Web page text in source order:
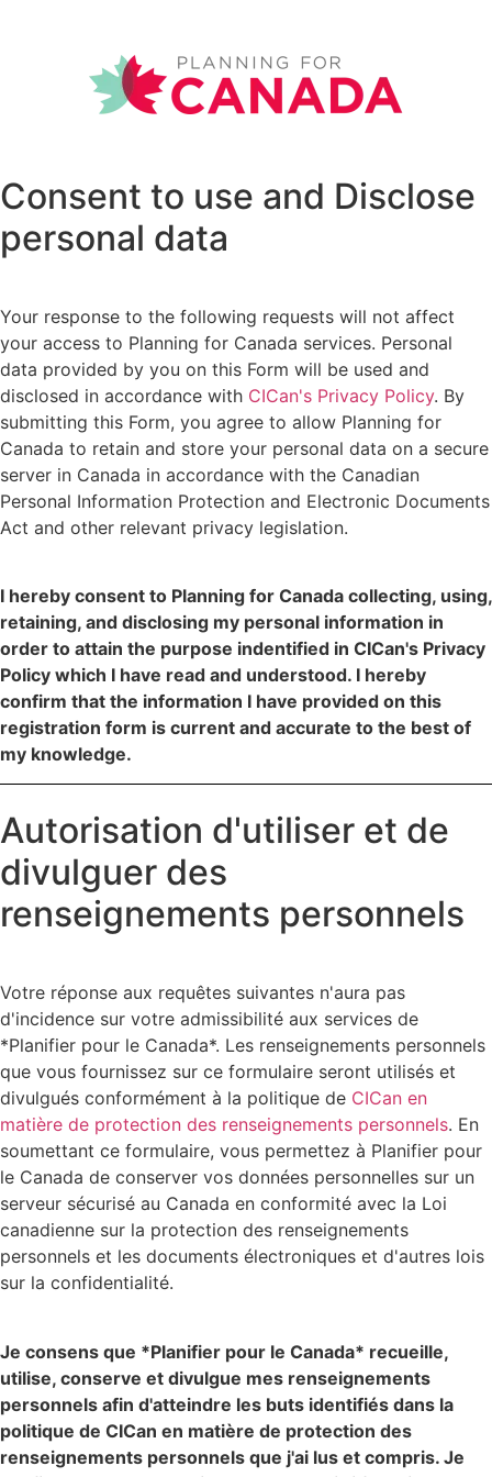
Consent to use and Disclose
personal data
Your response to the following requests will not affect
your access to Planning for Canada services. Personal
data provided by you on this Form will be used and
disclosed in accordance with CICan's Privacy Policy. By
submitting this Form, you agree to allow Planning for
Canada to retain and store your personal data on a secure
server in Canada in accordance with the Canadian
Personal Information Protection and Electronic Documents
Act and other relevant privacy legislation.
I hereby consent to Planning for Canada collecting, using,
retaining, and disclosing my personal information in
order to attain the purpose indentified in CICan's Privacy
Policy which I have read and understood. I hereby
confirm that the information I have provided on this
registration form is current and accurate to the best of
my knowledge.
Autorisation d'utiliser et de
divulguer des
renseignements personnels
Votre réponse aux requêtes suivantes n'aura pas
d'incidence sur votre admissibilité aux services de
*Planifier pour le Canada*. Les renseignements personnels
que vous fournissez sur ce formulaire seront utilisés et
divulgués conformément à la politique de CICan en
matière de protection des renseignements personnels. En
soumettant ce formulaire, vous permettez à Planifier pour
le Canada de conserver vos données personnelles sur un
serveur sécurisé au Canada en conformité avec la Loi
canadienne sur la protection des renseignements
personnels et les documents électroniques et d'autres lois
sur la confidentialité.
Je consens que *Planifier pour le Canada* recueille,
utilise, conserve et divulgue mes renseignements
personnels afin d'atteindre les buts identifiés dans la
politique de CICan en matière de protection des
renseignements personnels que j'ai lus et compris. Je